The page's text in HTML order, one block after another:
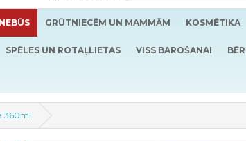
GRŪTNIECĒM UN MAMMĀM KOSMĒTIKA
SPĒLES UN ROTAĻLIETAS VISS BAROŠANAI
360ml